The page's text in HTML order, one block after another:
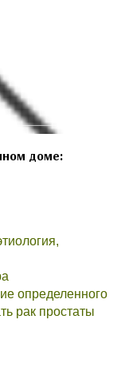
доме:
определенного
рак простаты